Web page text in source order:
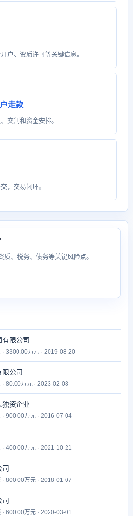
户、资质许可等关键信息。
走款
交割和资金安排。
，交易闭环。
质、税务、债务等关键风险点。
限公司
3300.00万元 · 2019-08-20
限公司
80.00万元 · 2023-02-08
独资企业
900.00万元 · 2016-07-04
400.00万元 · 2021-10-21
司
800.00万元 · 2018-01-07
司
600.00万元 · 2020-03-01